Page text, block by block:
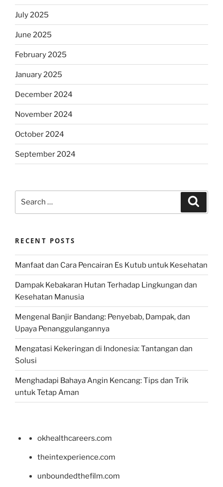
July 2025
June 2025
February 2025
January 2025
December 2024
November 2024
October 2024
September 2024
RECENT POSTS
Manfaat dan Cara Pencairan Es Kutub untuk Kesehatan
Dampak Kebakaran Hutan Terhadap Lingkungan dan
Kesehatan Manusia
Mengenal Banjir Bandang: Penyebab, Dampak, dan
Upaya Penanggulangannya
Mengatasi Kekeringan di Indonesia: Tantangan dan
Solusi
Menghadapi Bahaya Angin Kencang: Tips dan Trik
untuk Tetap Aman
okhealthcareers.com
theintexperience.com
unboundedthefilm.com